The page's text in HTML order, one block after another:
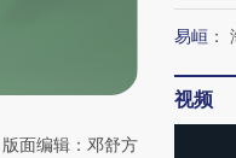
版面编辑：邓舒方
易峘 ：
视频